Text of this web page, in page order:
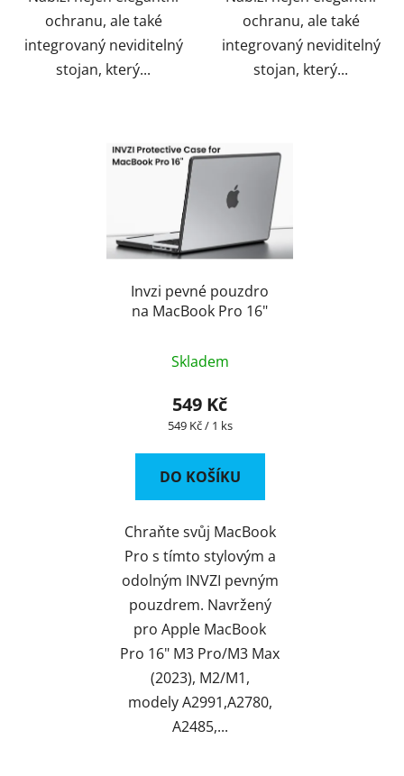
ochranu, ale také
integrovaný neviditelný
stojan, který...
ochranu, ale také
integrovaný neviditelný
stojan, který...
Invzi pevné pouzdro
na MacBook Pro 16"
Skladem
549 Kč
Měrná
549 Kč / 1 ks
DO KOŠÍKU
Chraňte svůj MacBook
Pro s tímto stylovým a
odolným INVZI pevným
pouzdrem. Navržený
pro Apple MacBook
Pro 16" M3 Pro/M3 Max
(2023), M2/M1,
modely A2991,A2780,
A2485,...